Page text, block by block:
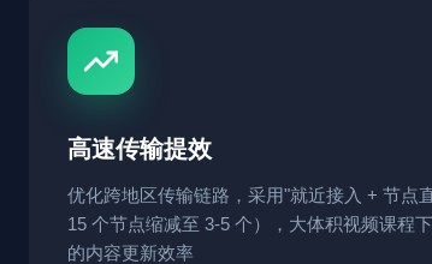
高速传输提效
优化跨地区传输链路，采用"就近接入 + 节点
15 个节点缩减至 3-5 个），大体积视频课程
的内容更新效率